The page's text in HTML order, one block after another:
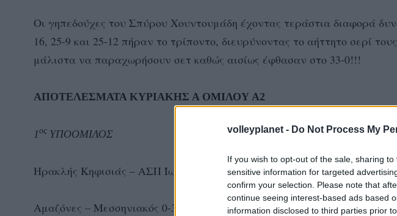
volleyplanet - Do Not Process My
If you wish to opt-out of the sale, sharing
sensitive information for targeted
confirm your selection. Please note that
continue seeing interest-based ads based
information disclosed to third parties prior
Οι γηπεδούχες του Σπύρου Χουντουμάδη έχοντας τεράστια διαφορά
16, 25-9 και 25-12 πήραν το τρίποντο, διευρύνοντας το αήττητο σερί
μάλιστα να παραχωρήσουν σετ καθώς αισίως έφθασαν στο 33-0!!!
ΑΠΟΤΕΛΕΣΜΑΤΑ ΚΥΡΙΑΚΗΣ Α ΟΜΙΛΟΥ Α2
1ος ΥΠΟΟΜΙΛΟΣ
Ηρακλής Κηφισιάς – ΑΣΠ Ίωνες 3-0
Αμαζόνες – Μεσσηνιακός 0-3